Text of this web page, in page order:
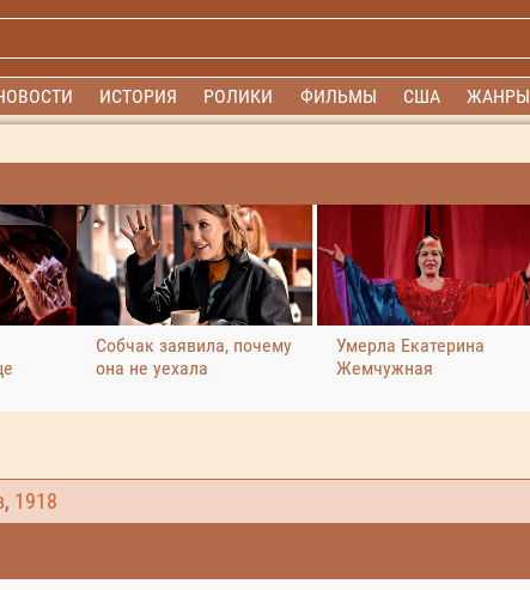
ИСТОРИЯ РОЛИКИ ФИЛЬМЫ США ЖАНРЫ
Собчак заявила, почему
она не уехала
Умерла Екатерина
Жемчужная
, 1918